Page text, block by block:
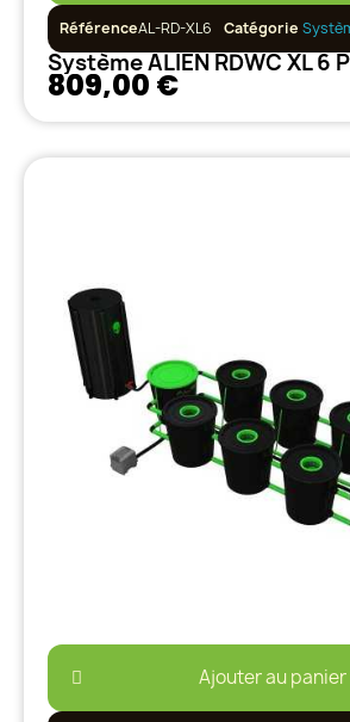
RéférenceAL-RD-XL6 Catégorie
Système ALIEN RDWC XL 6
809,00 €
Ajouter au panier